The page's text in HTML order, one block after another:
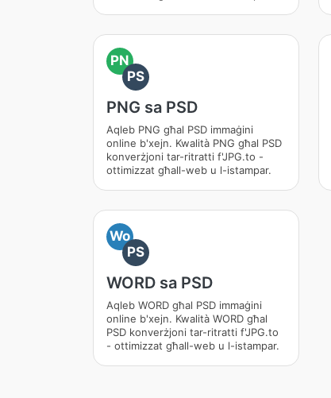
PN
PS
PNG sa PSD
Aqleb PNG għal PSD immaġini
online b'xejn. Kwalità PNG għal PSD
konverżjoni tar-ritratti f'JPG.to -
ottimizzat għall-web u l-istampar.
Wo
PS
WORD sa PSD
Aqleb WORD għal PSD immaġini
online b'xejn. Kwalità WORD għal
PSD konverżjoni tar-ritratti f'JPG.to
- ottimizzat għall-web u l-istampar.